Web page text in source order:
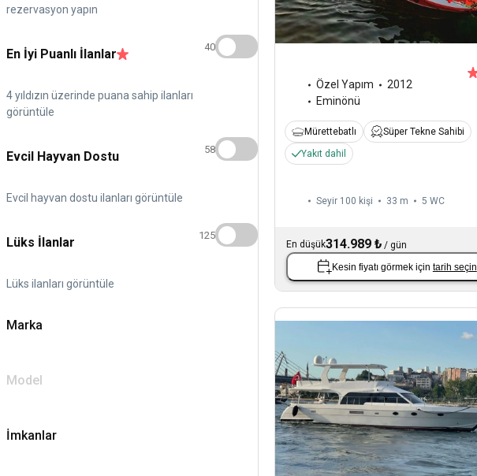
rezervasyon yapın
En İyi Puanlı İlanlar
4 yıldızın üzerinde puana sahip ilanları
görüntüle
40
Evcil Hayvan Dostu
Evcil hayvan dostu ilanları görüntüle
58
Lüks İlanlar
Lüks ilanları görüntüle
125
Marka
Model
İmkanlar
Özel Yapım
2012
Eminönü
Mürettebatlı
Süper Tekne Sahibi
Yakıt dahil
Seyir 100 kişi 33 m 5 WC
En düşük314.989 ₺ / gün
Kesin fiyatı görmek için tarih seçin